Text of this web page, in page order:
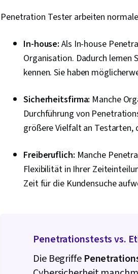
Penetration Tester arbeiten
In-house: Als In-house
Organisation. Dadurch lernen
kennen. Sie haben
Sicherheitsfirma: Manche
Durchführung von
größere Vielfalt an Testarten,
Freiberuflich: Manche
Flexibilität in Ihrer
Zeit für die Kundensuche
Penetrationstests vs.
Die Begriffe